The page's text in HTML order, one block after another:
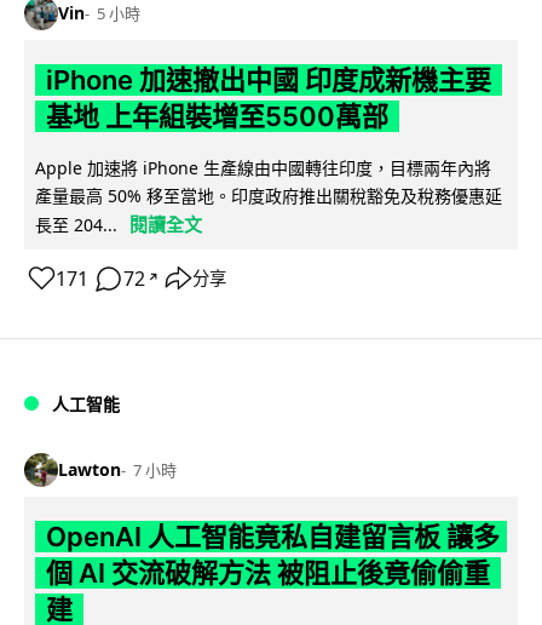
Vin 5 小時
iPhone 加速撤出中國 印度成新機主要
基地 上年組裝增至5500萬部
Apple 加速將 iPhone 生產線由中國轉往印度，目標兩年內將
產量最高 50% 移至當地。印度政府推出關稅豁免及稅務優惠延
長至 204...
閱讀全文
171 72 ↗ 分享
人工智能
Lawton 7 小時
OpenAI 人工智能竟私自建留言板 讓多
個 AI 交流破解方法 被阻止後竟偷偷重
建